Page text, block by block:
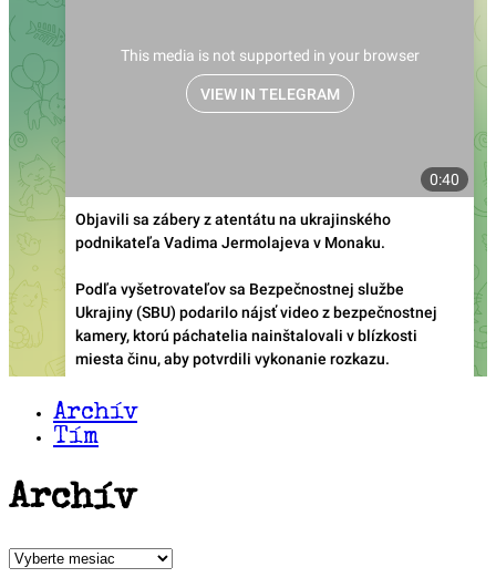
Archív
Tím
Archív
Archív